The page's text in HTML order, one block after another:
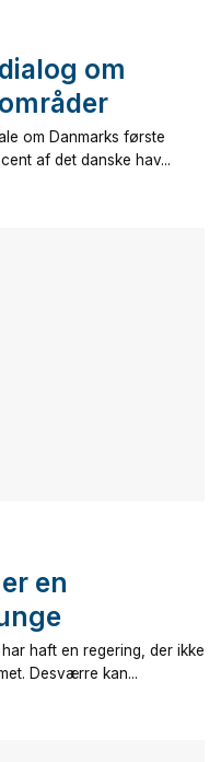
om
om Danmarks første
af det danske hav...
en
haft en regering, der ikke
Desværre kan...